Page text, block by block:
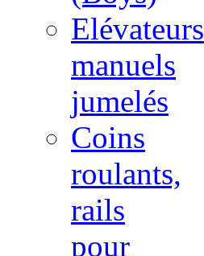
Elévateurs
manuels
jumelés
Coins
roulants,
rails
pour